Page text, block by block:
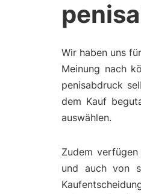
Wir haben uns
Meinung nach
penisabdruck
dem Kauf
auswählen.
Zudem
und auch von